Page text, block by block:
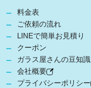
料金表
ご依頼の流れ
LINEで簡単お見積り
クーポン
ガラス屋さんの豆知識
会社概要
プライバシーポリシー